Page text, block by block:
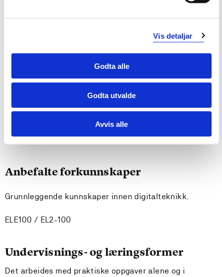
Vis detaljar
Godta alle
Godta utvalde
Avvis alle
Kandidaten evner å oppdatere sin kunnskap innen
fagfeltet
Kandidaten kan delta aktivt i faglige diskusjoner og
evner å dele sine kunnskaper og erfaringer med
Krav til forkunnskaper
Ingen
Anbefalte forkunnskaper
Grunnleggende kunnskaper innen digitalteknikk.
ELE100 / EL2-100
Undervisnings- og læringsformer
Det arbeides med praktiske oppgaver alene og i